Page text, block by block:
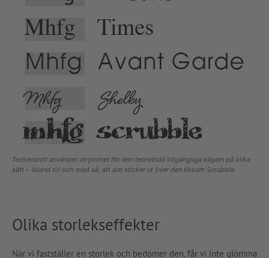
Teckensnitt använder utrymmet för den teoretiskt tillgängliga kägeln på olika
sätt – ibland till och med så, att det sticker ut över den liksom Scrubble.
Olika storlekseffekter
När vi fastställer en storlek och bedömer den, får vi inte glömma